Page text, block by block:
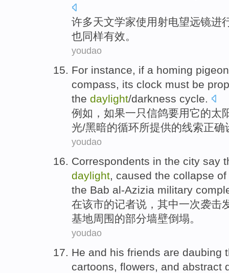
许多天文学家使用射电望远镜进
也同样有效。
youdao
For instance, if a homing pigeon
compass, its clock must be
the daylight/darkness cycle.
例如 ， 如果一只信鸽要用它的太
光/黑暗的循环所提供的线索正确
youdao
Correspondents in the city say
daylight, caused the collapse of
the Bab al-Azizia military
在该市的记者说 ，其中一次袭击
基地周围的部分墙壁倒塌。
youdao
He and his friends are daubing
cartoons, flowers, and abstract